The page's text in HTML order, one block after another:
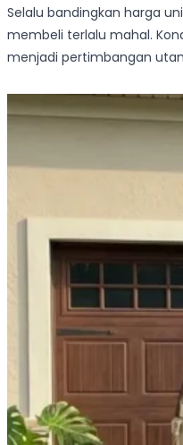
Selalu bandingkan harga
membeli terlalu mahal.
menjadi pertimbangan